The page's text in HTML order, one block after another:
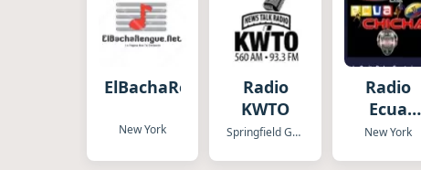
ElBachaRengue.Net
New York
Radio
KWTO
Springfield Gardens
Radio
Ecua
Chicha
New York